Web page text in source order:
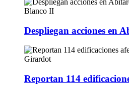
Despliegan acciones en
Reportan 114